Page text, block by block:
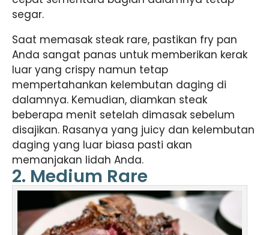
segar.
Saat memasak steak rare, pastikan fry pan
Anda sangat panas untuk memberikan kerak
luar yang crispy namun tetap
mempertahankan kelembutan daging di
dalamnya. Kemudian, diamkan steak
beberapa menit setelah dimasak sebelum
disajikan. Rasanya yang juicy dan kelembutan
daging yang luar biasa pasti akan
memanjakan lidah Anda.
2. Medium Rare